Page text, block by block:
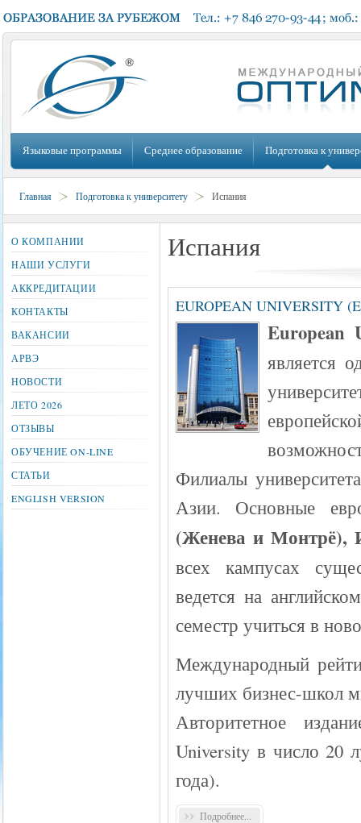
Языковые программы Среднее образование Подготовка к
Главная Подготовка к университету Испания
Испания
EUROPEAN UNIVERSITY
European
является
Филиалы
Азии. Основные
(Женева и Монтрё),
всех кампусах
ведется на
семестр учиться в
Международный
лучших бизнес-школ
Авторитетное
University в число 20
года).
Подробнее...
О КОМПАНИИ
НАШИ УСЛУГИ
АККРЕДИТАЦИИ
КОНТАКТЫ
ВАКАНСИИ
АРВЭ
НОВОСТИ
ЛЕТО 2026
ОТЗЫВЫ
ОБУЧЕНИЕ ON-LINE
СТАТЬИ
ENGLISH VERSION